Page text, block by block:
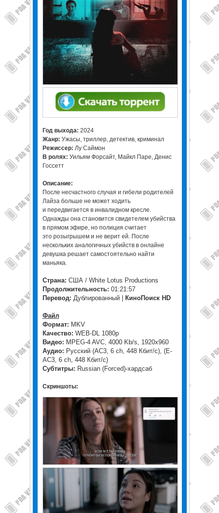
Год выхода: 2024
Жанр: Ужасы, триллер, детектив, криминал
Режиссер: Лу Саймон
В ролях: Уильям Форсайт, Майкл Паре, Денис
Госсетт
Описание:
После несчастного случая и гибели родителей
Лайза больше не может ходить
и передвигается в инвалидном кресле.
Однажды она становится свидетелем убийства
в прямом эфире, но полиция считает
это розыгрышем и не верит ей. После
нескольких аналогичных убийств в онлайне
девушка решает самостоятельно найти
маньяка.
Страна: США / White Lotus Productions
Продолжительность: 01:21:57
Перевод: Дублированный | КиноПоиск HD
Файл
Формат: MKV
Качество: WEB-DL 1080p
Видео: MPEG-4 AVC, 4000 Kb/s, 1920x960
Аудио: Русский (AC3, 6 ch, 448 Кбит/с), (E-
AC3, 6 ch, 448 Кбит/с)
Субтитры: Russian (Forced)-хардсаб
Скриншоты: